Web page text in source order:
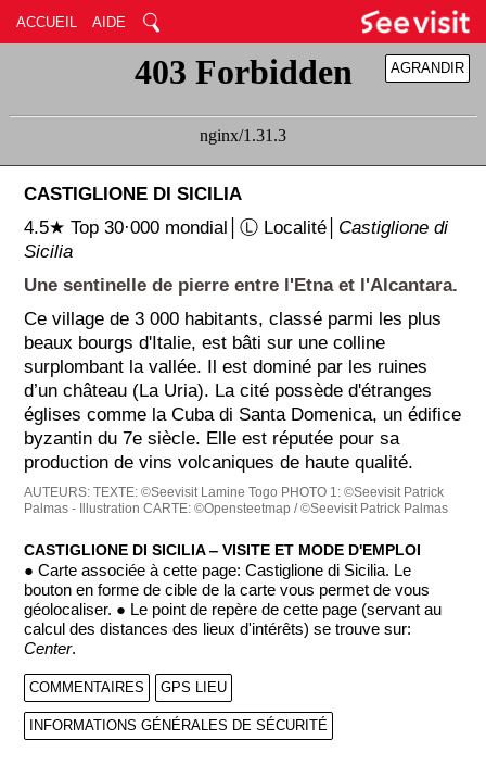
ACCUEIL AIDE
RÉDUIRE
AGRANDIR
CASTIGLIONE DI SICILIA
4.5★ Top 30·000 mondial│Ⓛ Localité│ Castiglione di
Sicilia
Une sentinelle de pierre entre l'Etna et l'Alcantara.
Ce village de 3 000 habitants, classé parmi les plus
beaux bourgs d'Italie, est bâti sur une colline
surplombant la vallée. Il est dominé par les ruines
d’un château (La Uria). La cité possède d'étranges
églises comme la Cuba di Santa Domenica, un édifice
byzantin du 7e siècle. Elle est réputée pour sa
production de vins volcaniques de haute qualité.
AUTEURS:TEXTE: ©Seevisit Lamine Togo PHOTO 1: ©Seevisit Patrick
Palmas - Illustration CARTE: ©Opensteetmap / ©Seevisit Patrick Palmas
CASTIGLIONE DI SICILIA ‒ VISITE ET MODE D'EMPLOI
● Carte associée à cette page: Castiglione di Sicilia. Le
bouton en forme de cible de la carte vous permet de vous
géolocaliser. ● Le point de repère de cette page (servant au
calcul des distances des lieux d'intérêts) se trouve sur:
Center.
COMMENTAIRES GPS LIEU
INFORMATIONS GÉNÉRALES DE SÉCURITÉ